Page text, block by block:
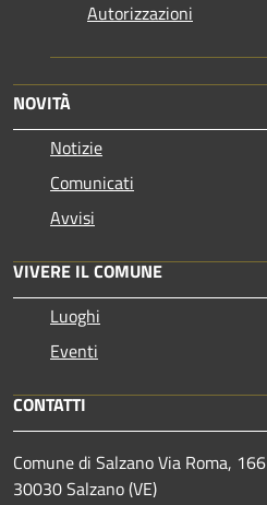
Autorizzazioni
NOVITÀ
Notizie
Comunicati
Avvisi
VIVERE IL COMUNE
Luoghi
Eventi
CONTATTI
Comune di Salzano Via Roma, 166
30030 Salzano (VE)